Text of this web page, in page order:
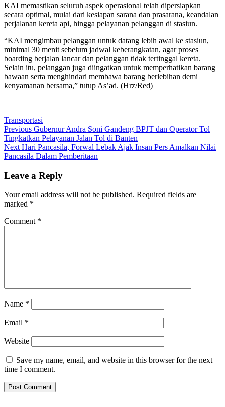
KAI memastikan seluruh aspek operasional telah dipersiapkan
secara optimal, mulai dari kesiapan sarana dan prasarana, keandalan
perjalanan kereta api, hingga pelayanan pelanggan di stasiun.
“KAI mengimbau pelanggan untuk datang lebih awal ke stasiun,
minimal 30 menit sebelum jadwal keberangkatan, agar proses
boarding berjalan lancar dan pelanggan tidak tertinggal kereta.
Selain itu, pelanggan juga diingatkan untuk memperhatikan barang
bawaan serta menghindari membawa barang berlebihan demi
kenyamanan bersama,” tutup As’ad. (Hrz/Red)
Transportasi
Post
navigation
Previous Previous
post:
Gubernur Andra Soni Gandeng BPJT dan Operator Tol
Tingkatkan Pelayanan Jalan Tol di Banten
Next Next
post:
Hari Pancasila, Forwal Lebak Ajak Insan Pers Amalkan Nilai
Pancasila Dalam Pemberitaan
Leave a Reply
Your email address will not be published. Required fields are
marked *
Comment *
Name *
Email *
Website
Save my name, email, and website in this browser for the next
time I comment.